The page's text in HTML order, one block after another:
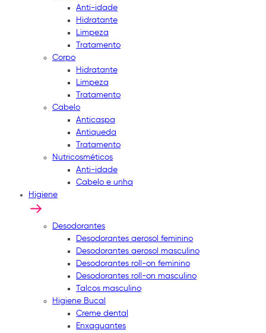
Anti-idade
Hidratante
Limpeza
Tratamento
Corpo
Hidratante
Limpeza
Tratamento
Cabelo
Anticaspa
Antiqueda
Tratamento
Nutricosméticos
Anti-idade
Cabelo e unha
Higiene
Desodorantes
Desodorantes aerosol feminino
Desodorantes aerosol masculino
Desodorantes roll-on feminino
Desodorantes roll-on masculino
Talcos masculino
Higiene Bucal
Creme dental
Enxaguantes